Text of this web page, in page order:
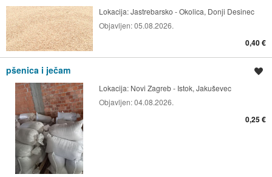
Lokacija:Jastrebarsko - Okolica, Donji Desinec
Objavljen:05.08.2026.
0,40 €
pšenica i ječam
Lokacija: Novi Zagreb - Istok, Jakuševec
Objavljen:04.08.2026.
0,25 €